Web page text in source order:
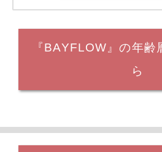
『BAYFLOW』の年齢
ら